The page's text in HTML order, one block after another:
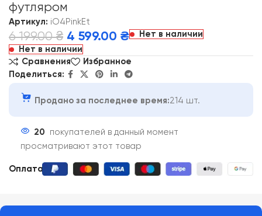
футляром
Артикул: iO4PinkEt
6 199.00₴ 4 599.00 ₴
Нет в наличии
Нет в наличии
Сравнения
Избранное
Поделиться:
Продано за последнее время:214 шт.
20
покупателей в данный момент
просматривают этот товар
Оплата: